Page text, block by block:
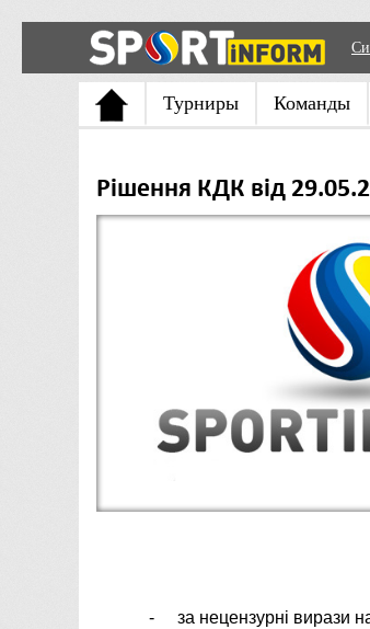
Турниры Команды
Рішення КДК від
- за нецензурні вирази